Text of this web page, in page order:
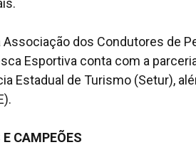
dos Condutores de
Esportiva conta com a
Estadual de Turismo (Setur),
CAMPEÕES